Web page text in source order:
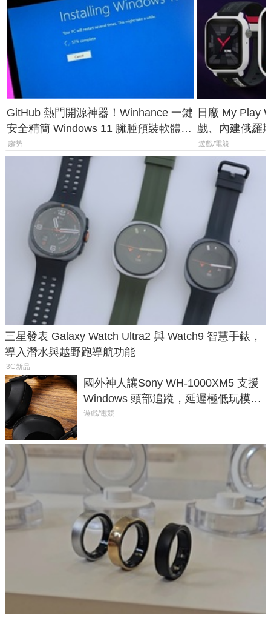
GitHub 熱門開源神器！Winhance 一鍵
安全精簡 Windows 11 臃腫預裝軟體與
後台追蹤
趨勢
日廠 My Play
戲、內建俄羅
過竟然不能連
遊戲/電競
三星發表 Galaxy Watch Ultra2 與 Watch9 智慧手錶，
導入潛水與越野跑導航功能
3C新品
國外神人讓Sony WH-1000XM5 支援
Windows 頭部追蹤，延遲極低玩模擬
飛行超有感
遊戲/電競